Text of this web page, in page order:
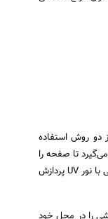
دو روش استفاده
تا صفحه را
در برابر رطوبت و تغییرات دمایی حفظ کند. سپس طرح بر روی کلیشه قرار گرفته و بر روی میز مخصوصی با نور UV پردازش